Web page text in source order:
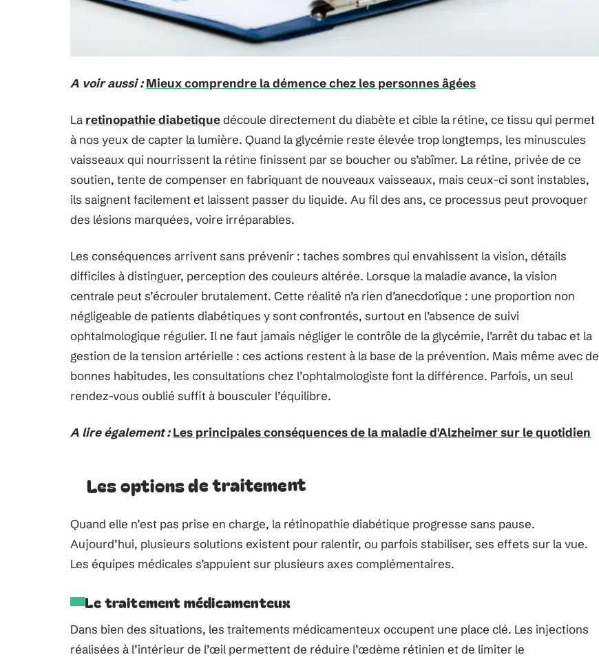
A voir aussi : Mieux comprendre la démence chez les personnes âgées
La retinopathie diabetiquedécoule directement du diabète et cible la rétine, ce tissu qui permet
à nos yeux de capter la lumière. Quand la glycémie reste élevée trop longtemps, les minuscules
vaisseaux qui nourrissent la rétine finissent par se boucher ou s’abîmer. La rétine, privée de ce
soutien, tente de compenser en fabriquant de nouveaux vaisseaux, mais ceux-ci sont instables,
ils saignent facilement et laissent passer du liquide. Au fil des ans, ce processus peut provoquer
des lésions marquées, voire irréparables.
Les conséquences arrivent sans prévenir : taches sombres qui envahissent la vision, détails
difficiles à distinguer, perception des couleurs altérée. Lorsque la maladie avance, la vision
centrale peut s’écrouler brutalement. Cette réalité n’a rien d’anecdotique : une proportion non
négligeable de patients diabétiques y sont confrontés, surtout en l’absence de suivi
ophtalmologique régulier. Il ne faut jamais négliger le contrôle de la glycémie, l’arrêt du tabac et la
gestion de la tension artérielle : ces actions restent à la base de la prévention. Mais même avec de
bonnes habitudes, les consultations chez l’ophtalmologiste font la différence. Parfois, un seul
rendez-vous oublié suffit à bousculer l’équilibre.
A lire également : Les principales conséquences de la maladie d'Alzheimer sur le quotidien
Les options de traitement
Quand elle n’est pas prise en charge, la rétinopathie diabétique progresse sans pause.
Aujourd’hui, plusieurs solutions existent pour ralentir, ou parfois stabiliser, ses effets sur la vue.
Les équipes médicales s’appuient sur plusieurs axes complémentaires.
Le traitement médicamenteux
Dans bien des situations, les traitements médicamenteux occupent une place clé. Les injections
réalisées à l’intérieur de l’œil permettent de réduire l’œdème rétinien et de limiter le